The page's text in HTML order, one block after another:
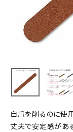
自爪を削るのに使
丈夫で安定感があ